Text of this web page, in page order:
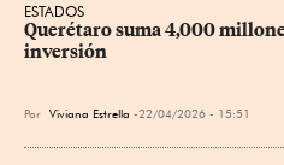
ESTADOS
Querétaro suma 4,000
inversión
Por Viviana Estrella 22/04/2026 - 15:51